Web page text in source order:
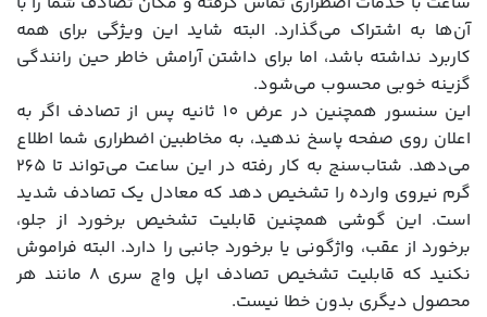
آن‌ها به اشتراک می‌گذارد. البته شاید این ویژگی برای همه
کاربرد نداشته باشد، اما برای داشتن آرامش خاطر حین رانندگی
گزینه خوبی محسوب می‌شود.
این سنسور همچنین در عرض 10 ثانیه پس از تصادف اگر به
اعلان روی صفحه پاسخ ندهید، به مخاطبین اضطراری شما اطلاع
می‌دهد. شتاب‌سنج به کار رفته در این ساعت می‌تواند تا 265
گرم نیروی وارده را تشخیص دهد که معادل یک تصادف شدید
است. این گوشی همچنین قابلیت تشخیص برخورد از جلو،
برخورد از عقب، واژگونی یا برخورد جانبی را دارد. البته فراموش
نکنید که قابلیت تشخیص تصادف اپل واچ سری 8 مانند هر
محصول دیگری بدون خطا نیست.